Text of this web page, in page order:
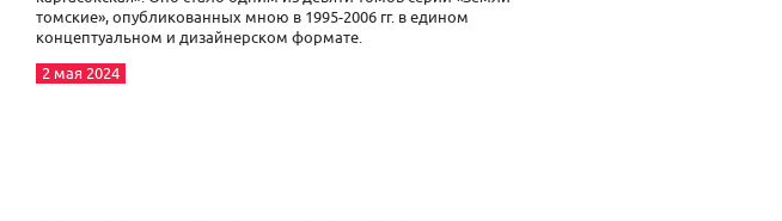
томские», опубликованных мною в 1995-2006 гг. в едином
концептуальном и дизайнерском формате.
2 мая 2024